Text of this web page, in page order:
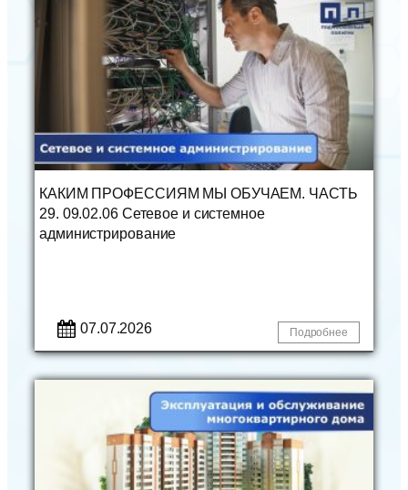
КАКИМ ПРОФЕССИЯМ МЫ ОБУЧАЕМ. ЧАСТЬ
29. 09.02.06 Сетевое и системное
администрирование
07.07.2026 Подробнее